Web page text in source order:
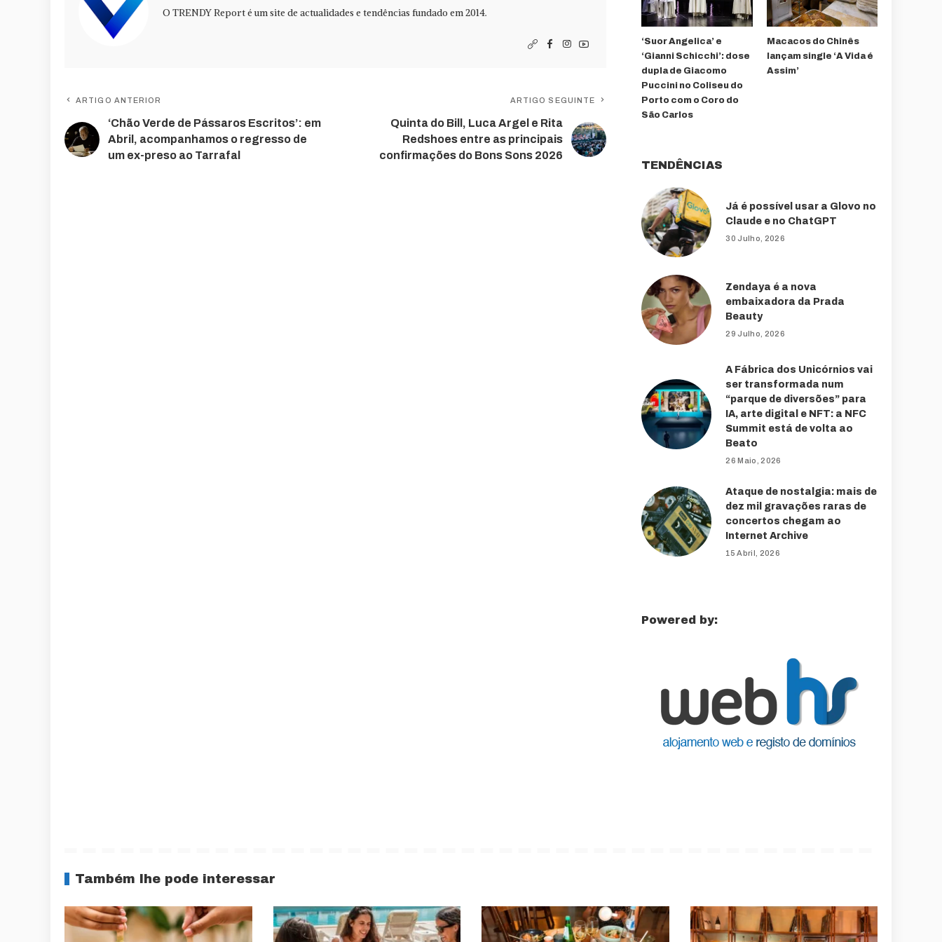
O TRENDY Report é um site de actualidades e tendências fundado em 2014.
ARTIGO ANTERIOR
‘Chão Verde de Pássaros Escritos’: em
Abril, acompanhamos o regresso de
um ex-preso ao Tarrafal
ARTIGO SEGUINTE
Quinta do Bill, Luca Argel e Rita
Redshoes entre as principais
confirmações do Bons Sons 2026
‘Suor Angelica’ e
‘Gianni Schicchi’: dose
dupla de Giacomo
Puccini no Coliseu do
Porto com o Coro do
São Carlos
Macacos do Chinês
lançam single ‘A Vida é
Assim’
TENDÊNCIAS
Já é possível usar a Glovo no
Claude e no ChatGPT
30 Julho, 2026
Zendaya é a nova
embaixadora da Prada
Beauty
29 Julho, 2026
A Fábrica dos Unicórnios vai
ser transformada num
“parque de diversões” para
IA, arte digital e NFT: a NFC
Summit está de volta ao
Beato
26 Maio, 2026
Ataque de nostalgia: mais de
dez mil gravações raras de
concertos chegam ao
Internet Archive
15 Abril, 2026
Powered by:
Também lhe pode interessar